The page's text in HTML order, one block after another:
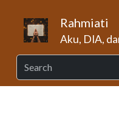
Rahmiati
Aku, DIA,